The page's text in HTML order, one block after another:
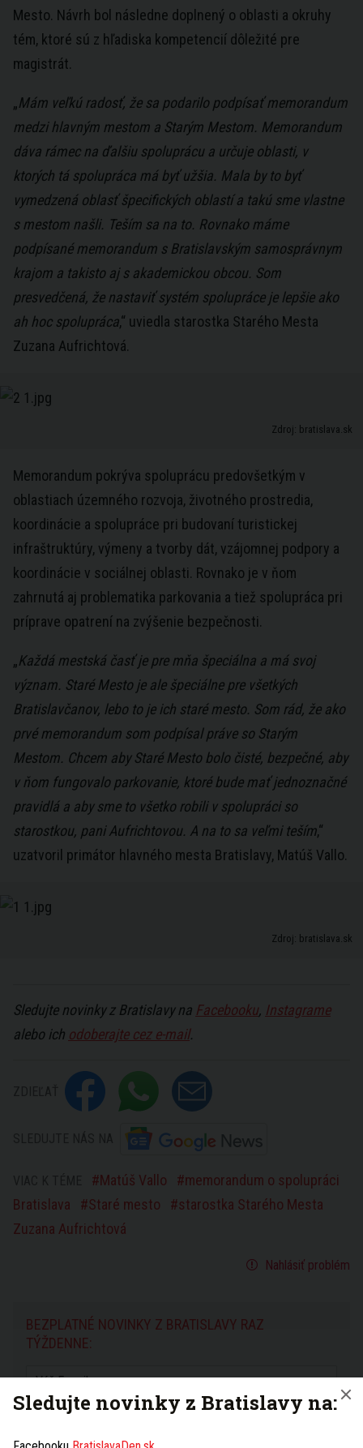
Mesto. Návrh bol následne doplnený o oblasti a okruhy
tém, ktoré sú z hľadiska kompetencií dôležité pre
magistrát.
„Mám veľkú radosť, že sa podarilo podpísať memorandum
medzi hlavným mestom a Starým Mestom. Memorandum
dáva rámec na ďalšiu spoluprácu a určuje oblasti, v
ktorých tá spolupráca má byť užšia. Mala by to byť
vymedzená oblasť špecifických oblastí a takú sme vlastne
s mestom našli. Teším sa na to. Rovnako máme
podpísané memorandum s Bratislavským samosprávnym
krajom a takisto aj s akademickou obcou. Som
presvedčená, že nastaviť systém spolupráce je lepšie ako
ah hoc spolupráca,“ uviedla starostka Starého Mesta
Zuzana Aufrichtová.
Zdroj: bratislava.sk
Memorandum pokrýva spoluprácu predovšetkým v
oblastiach územného rozvoja, životného prostredia,
koordinácie a spolupráce pri budovaní turistickej
infraštruktúry, výmeny a tvorby dát, vzájomnej podpory a
koordinácie v sociálnej oblasti. Rovnako je v ňom
zahrnutá aj problematika parkovania a tiež spolupráca pri
príprave opatrení na zvýšenie bezpečnosti.
„Každá mestská časť je pre mňa špeciálna a má svoj
význam. Staré Mesto je ale špeciálne pre všetkých
Bratislavčanov, lebo to je ich staré mesto. Som rád, že ako
prvé memorandum som podpísal práve so Starým
Mestom. Chcem aby Staré Mesto bolo čisté, bezpečné, aby
v ňom fungovalo parkovanie, ktoré bude mať jednoznačné
pravidlá a aby sme to všetko robili v spolupráci so
starostkou, pani Aufrichtovou. A na to sa veľmi teším,“
uzatvoril primátor hlavného mesta Bratislavy, Matúš Vallo.
Zdroj: bratislava.sk
Sledujte novinky z Bratislavy na Facebooku, Instagrame
alebo ich odoberajte cez e-mail.
Matúš Vallo
memorandum o spolupráci
Bratislava
Staré mesto
starostka Starého Mesta
Zuzana Aufrichtová
Nahlásiť problém
BEZPLATNÉ NOVINKY Z BRATISLAVY RAZ
TÝŽDENNE:
Súhlasím s podmienkami používania
a potvrdzujem, že
som sa oboznámil sochranou osobných údajov
Sledujte novinky z Bratislavy na: